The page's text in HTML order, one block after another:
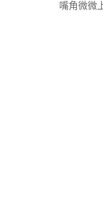
嘴角微微